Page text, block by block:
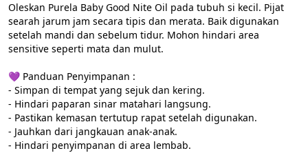
Oleskan Purela Baby Good Nite Oil pada tubuh si kecil. Pijat
searah jarum jam secara tipis dan merata. Baik digunakan
setelah mandi dan sebelum tidur. Mohon hindari area
sensitive seperti mata dan mulut.
💜 Panduan Penyimpanan :
- Simpan di tempat yang sejuk dan kering.
- Hindari paparan sinar matahari langsung.
- Pastikan kemasan tertutup rapat setelah digunakan.
- Jauhkan dari jangkauan anak-anak.
- Hindari penyimpanan di area lembab.